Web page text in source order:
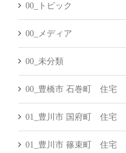
00_トピック
00_メディア
00_未分類
00_豊橋市 石巻町 住宅
01_豊川市 国府町 住宅
01_豊川市 篠束町 住宅